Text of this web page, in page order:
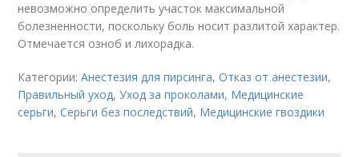
невозможно определить участок максимальной
болезненности, поскольку боль носит разлитой характер.
Отмечается озноб и лихорадка.
Категории:Анестезия для пирсинга,Отказ от анестезии,
Правильный уход,Уход за проколами, Медицинские
серьги,Серьги без последствий, Медицинские гвоздики